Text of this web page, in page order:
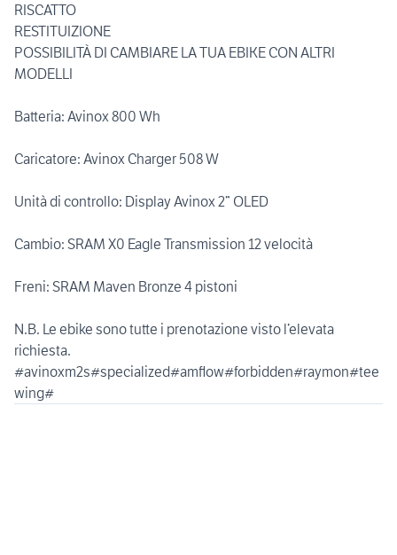
RISCATTO
RESTITUIZIONE
POSSIBILITÀ DI CAMBIARE LA TUA EBIKE CON ALTRI
MODELLI
Batteria: Avinox 800 Wh
Caricatore: Avinox Charger 508 W
Unità di controllo: Display Avinox 2” OLED
Cambio: SRAM X0 Eagle Transmission 12 velocità
Freni: SRAM Maven Bronze 4 pistoni
N.B. Le ebike sono tutte i prenotazione visto l’elevata
richiesta.
#avinoxm2s#specialized#amflow#forbidden#raymon#tee
wing#